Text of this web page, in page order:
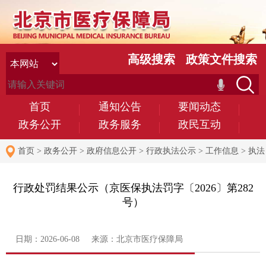
首页 通知公告
要闻动态
政务公开
政务服务 政民互动
高级搜索 政策文件搜索
首页 > 政务公开 > 政府信息公开 > 行政执法公示 > 工作信息 > 执法
行政处罚结果公示（京医保执法罚字〔2026〕第282
号）
日期：2026-06-08 来源：北京市医疗保障局